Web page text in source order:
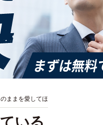
ままを愛してほ